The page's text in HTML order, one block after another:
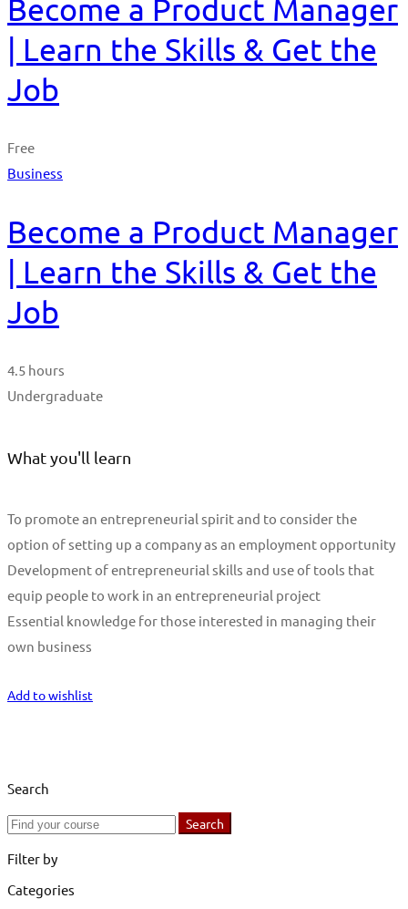
Become a Product Manager
| Learn the Skills & Get the
Job
Free
Business
Become a Product Manager
| Learn the Skills & Get the
Job
4.5 hours
Undergraduate
What you'll learn
To promote an entrepreneurial spirit and to consider the
option of setting up a company as an employment opportunity
Development of entrepreneurial skills and use of tools that
equip people to work in an entrepreneurial project
Essential knowledge for those interested in managing their
own business
Add to wishlist
Search
Search
Search
Filter by
Categories